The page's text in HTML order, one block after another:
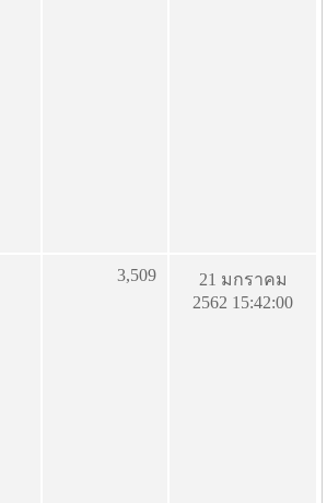
3,509
21 มกราคม
2562 15:42:00